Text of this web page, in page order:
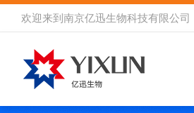
欢迎来到 南京亿迅生物科技有限公司